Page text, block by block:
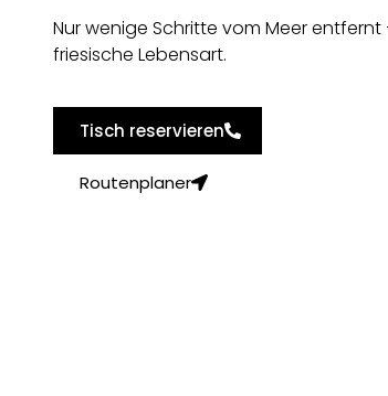
Nur wenige Schritte vom Meer entfernt
friesische Lebensart.
Tisch reservieren
Routenplaner